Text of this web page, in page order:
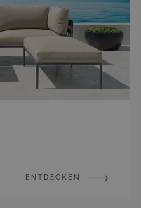
ENTDECKEN